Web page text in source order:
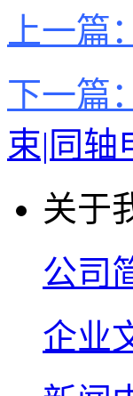
上一篇：
下一篇：
束|同轴
关于
公司
企业